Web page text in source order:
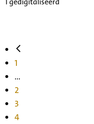
1
...
2
3
4